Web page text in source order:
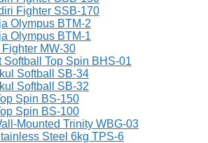
Fighter SSB-170
Olympus BTM-2
Olympus BTM-1
MW-30
Softball Top Spin BHS-01
Softball SB-34
Softball SB-32
Spin BS-150
Spin BS-100
Mounted Trinity WBG-03
Steel 6kg TPS-6